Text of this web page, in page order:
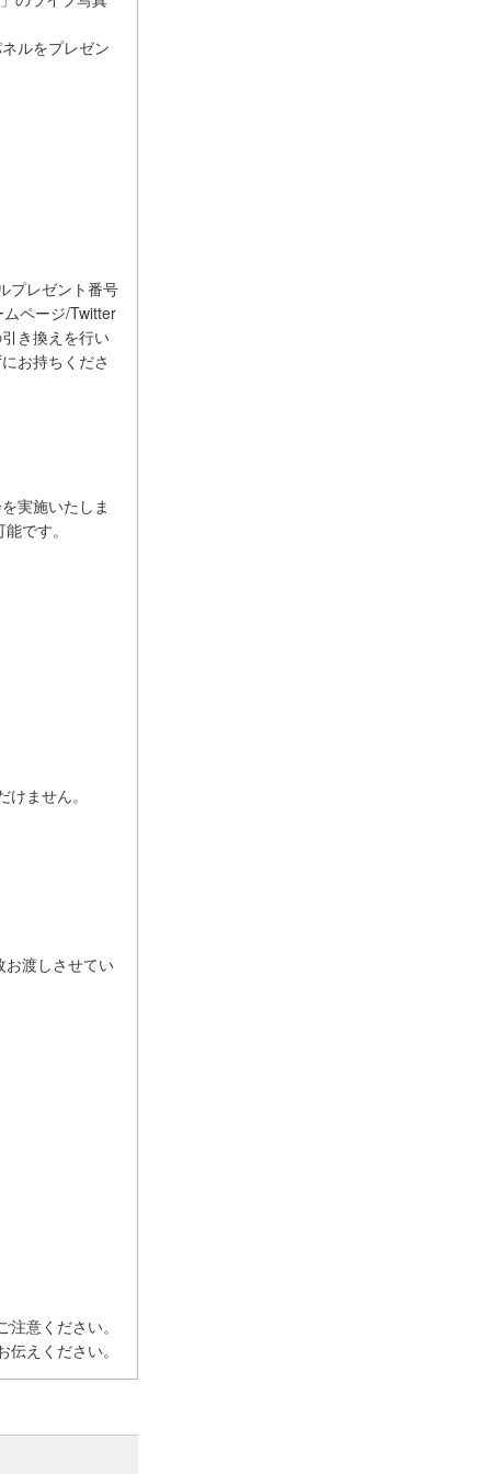
ルをプレゼン
プレゼント番号
ページ/Twitter
き換えを行い
お持ちくださ
実施いたしま
です。
ません。
お渡しさせてい
意ください。
えください。